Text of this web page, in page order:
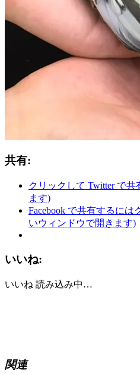
共有:
クリックして Twitter で
ます)
Facebook で共有するに
いウィンドウで開きます)
いいね:
いいね 読み込み中…
関連